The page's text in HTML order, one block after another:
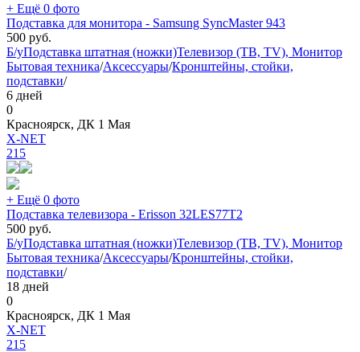
+ Ещё 0 фото
Подставка для монитора - Samsung SyncMaster 943
500 руб.
Б/уПодставка штатная (ножки)Телевизор (ТВ, TV), Монитор
Бытовая техника/Аксессуары/Кронштейны, стойки,
подставки/
6 дней
0
Красноярск, ДК 1 Мая
X-NET
215
+ Ещё 0 фото
Подставка телевизора - Erisson 32LES77T2
500 руб.
Б/уПодставка штатная (ножки)Телевизор (ТВ, TV), Монитор
Бытовая техника/Аксессуары/Кронштейны, стойки,
подставки/
18 дней
0
Красноярск, ДК 1 Мая
X-NET
215